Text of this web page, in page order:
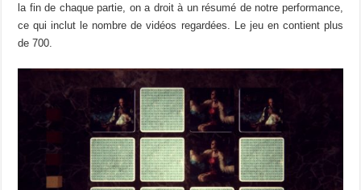
la fin de chaque partie, on a droit à un résumé de notre performance,
ce qui inclut le nombre de vidéos regardées. Le jeu en contient plus
de 700.